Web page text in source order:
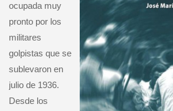
ocupada muy
pronto por los
militares
golpistas que se
sublevaron en
julio de 1936.
Desde los